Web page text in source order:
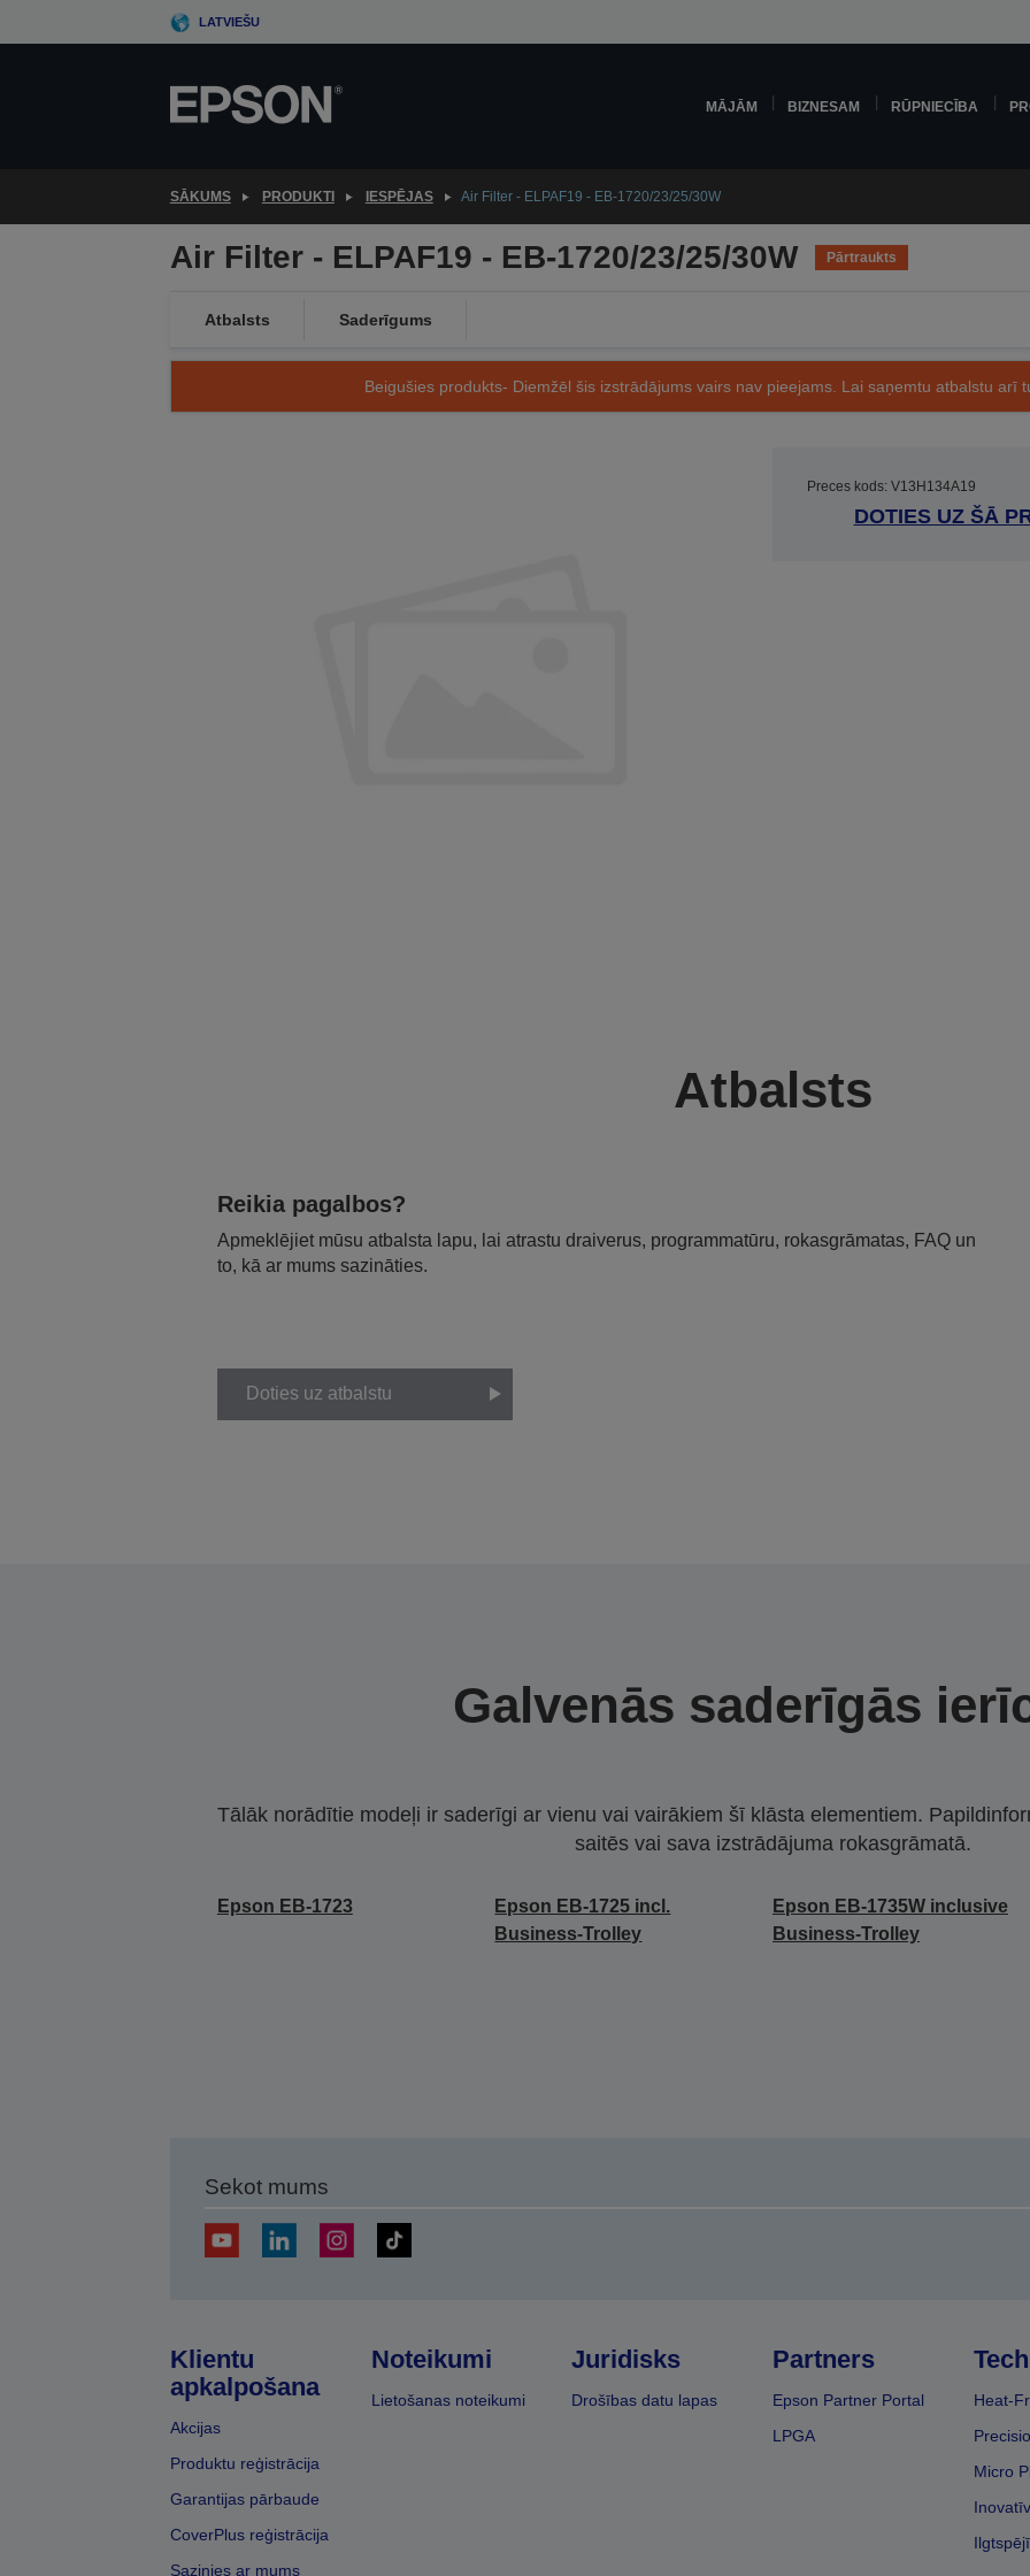
to
LATVIEŠU
MĀJĀM BIZNESAM RŪPNIECĪBA
SĀKUMS PRODUKTI IESPĒJAS Air Filter - ELPAF19 - EB-1720/23/25/30W
Air Filter - ELPAF19 - EB-1720/23/25/30W Pārtraukts
Atbalsts Saderīgums
Beigušies produkts- Diemžēl šis izstrādājums vairs nav pieejams. Lai saņemtu atbalstu arī
Preces kods: V13H134A19
DOTIES UZ ŠĀ
Atbalsts
Reikia pagalbos?
Apmeklējiet mūsu atbalsta lapu, lai atrastu draiverus, programmatūru, rokasgrāmatas, FAQ un
to, kā ar mums sazināties.
Doties uz atbalstu
Galvenās saderīgās
Tālāk norādītie modeļi ir saderīgi ar vienu vai vairākiem šī klāsta elementiem.
saitēs vai sava izstrādājuma rokasgrāmatā.
Epson EB-1723
Epson EB-1725 incl.
Business-Trolley
Epson EB-1735W inclusive
Business-Trolley
Sekot mums
Klientu
apkalpošana
Akcijas
Produktu reģistrācija
Garantijas pārbaude
CoverPlus reģistrācija
Sazinies ar mums
Noteikumi
Lietošanas noteikumi
Juridisks
Drošības datu lapas
Partners
Epson Partner Portal
LPGA
Heat-
Micro